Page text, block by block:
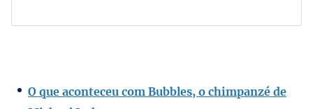
O que aconteceu com Bubbles, o chimpanzé de